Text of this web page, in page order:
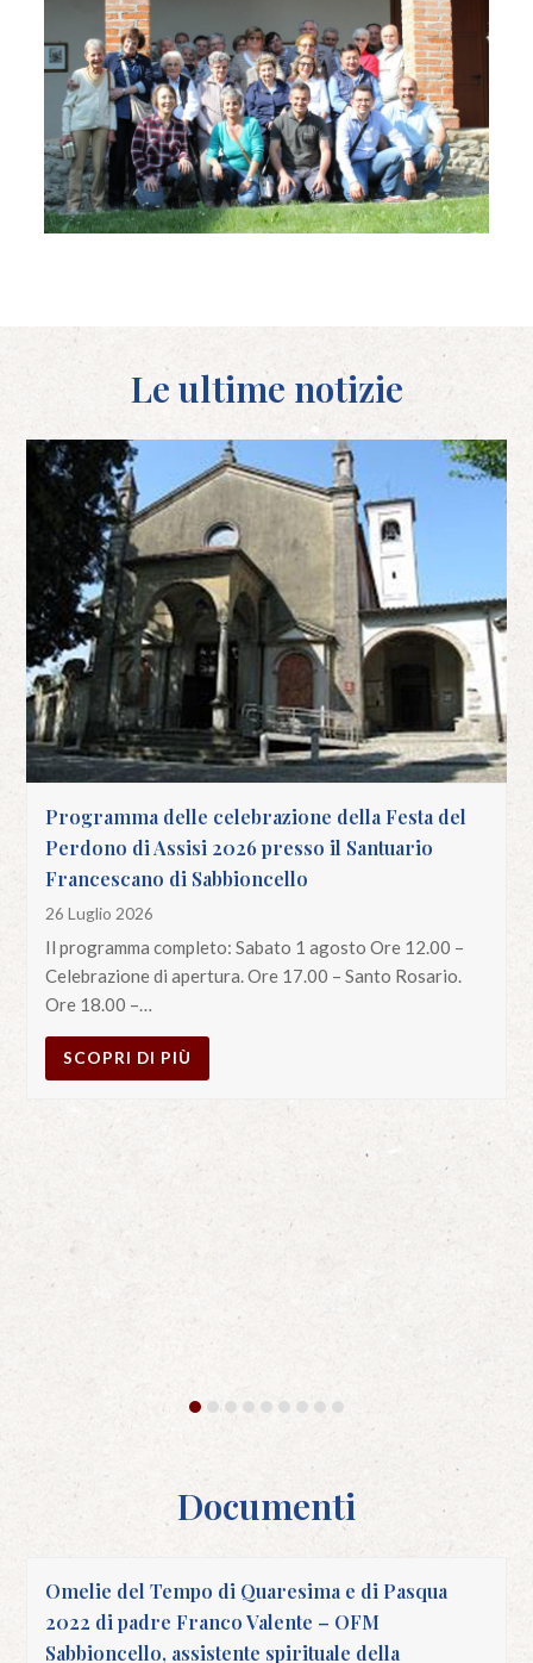
Le ultime notizie
Programma delle celebrazione della Festa del
Perdono di Assisi 2026 presso il Santuario
Francescano di Sabbioncello
26 Luglio 2026
Il programma completo: Sabato 1 agosto Ore 12.00 –
Celebrazione di apertura. Ore 17.00 – Santo Rosario.
Ore 18.00 –…
SCOPRI DI PIÙ
Documenti
Omelie del Tempo di Quaresima e di Pasqua
2022 di padre Franco Valente – OFM
Sabbioncello, assistente spirituale della